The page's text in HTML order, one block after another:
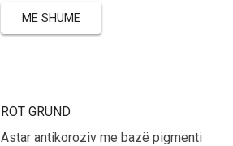
ME SHUME
ROT GRUND
Astar antikoroziv me bazë pigmenti